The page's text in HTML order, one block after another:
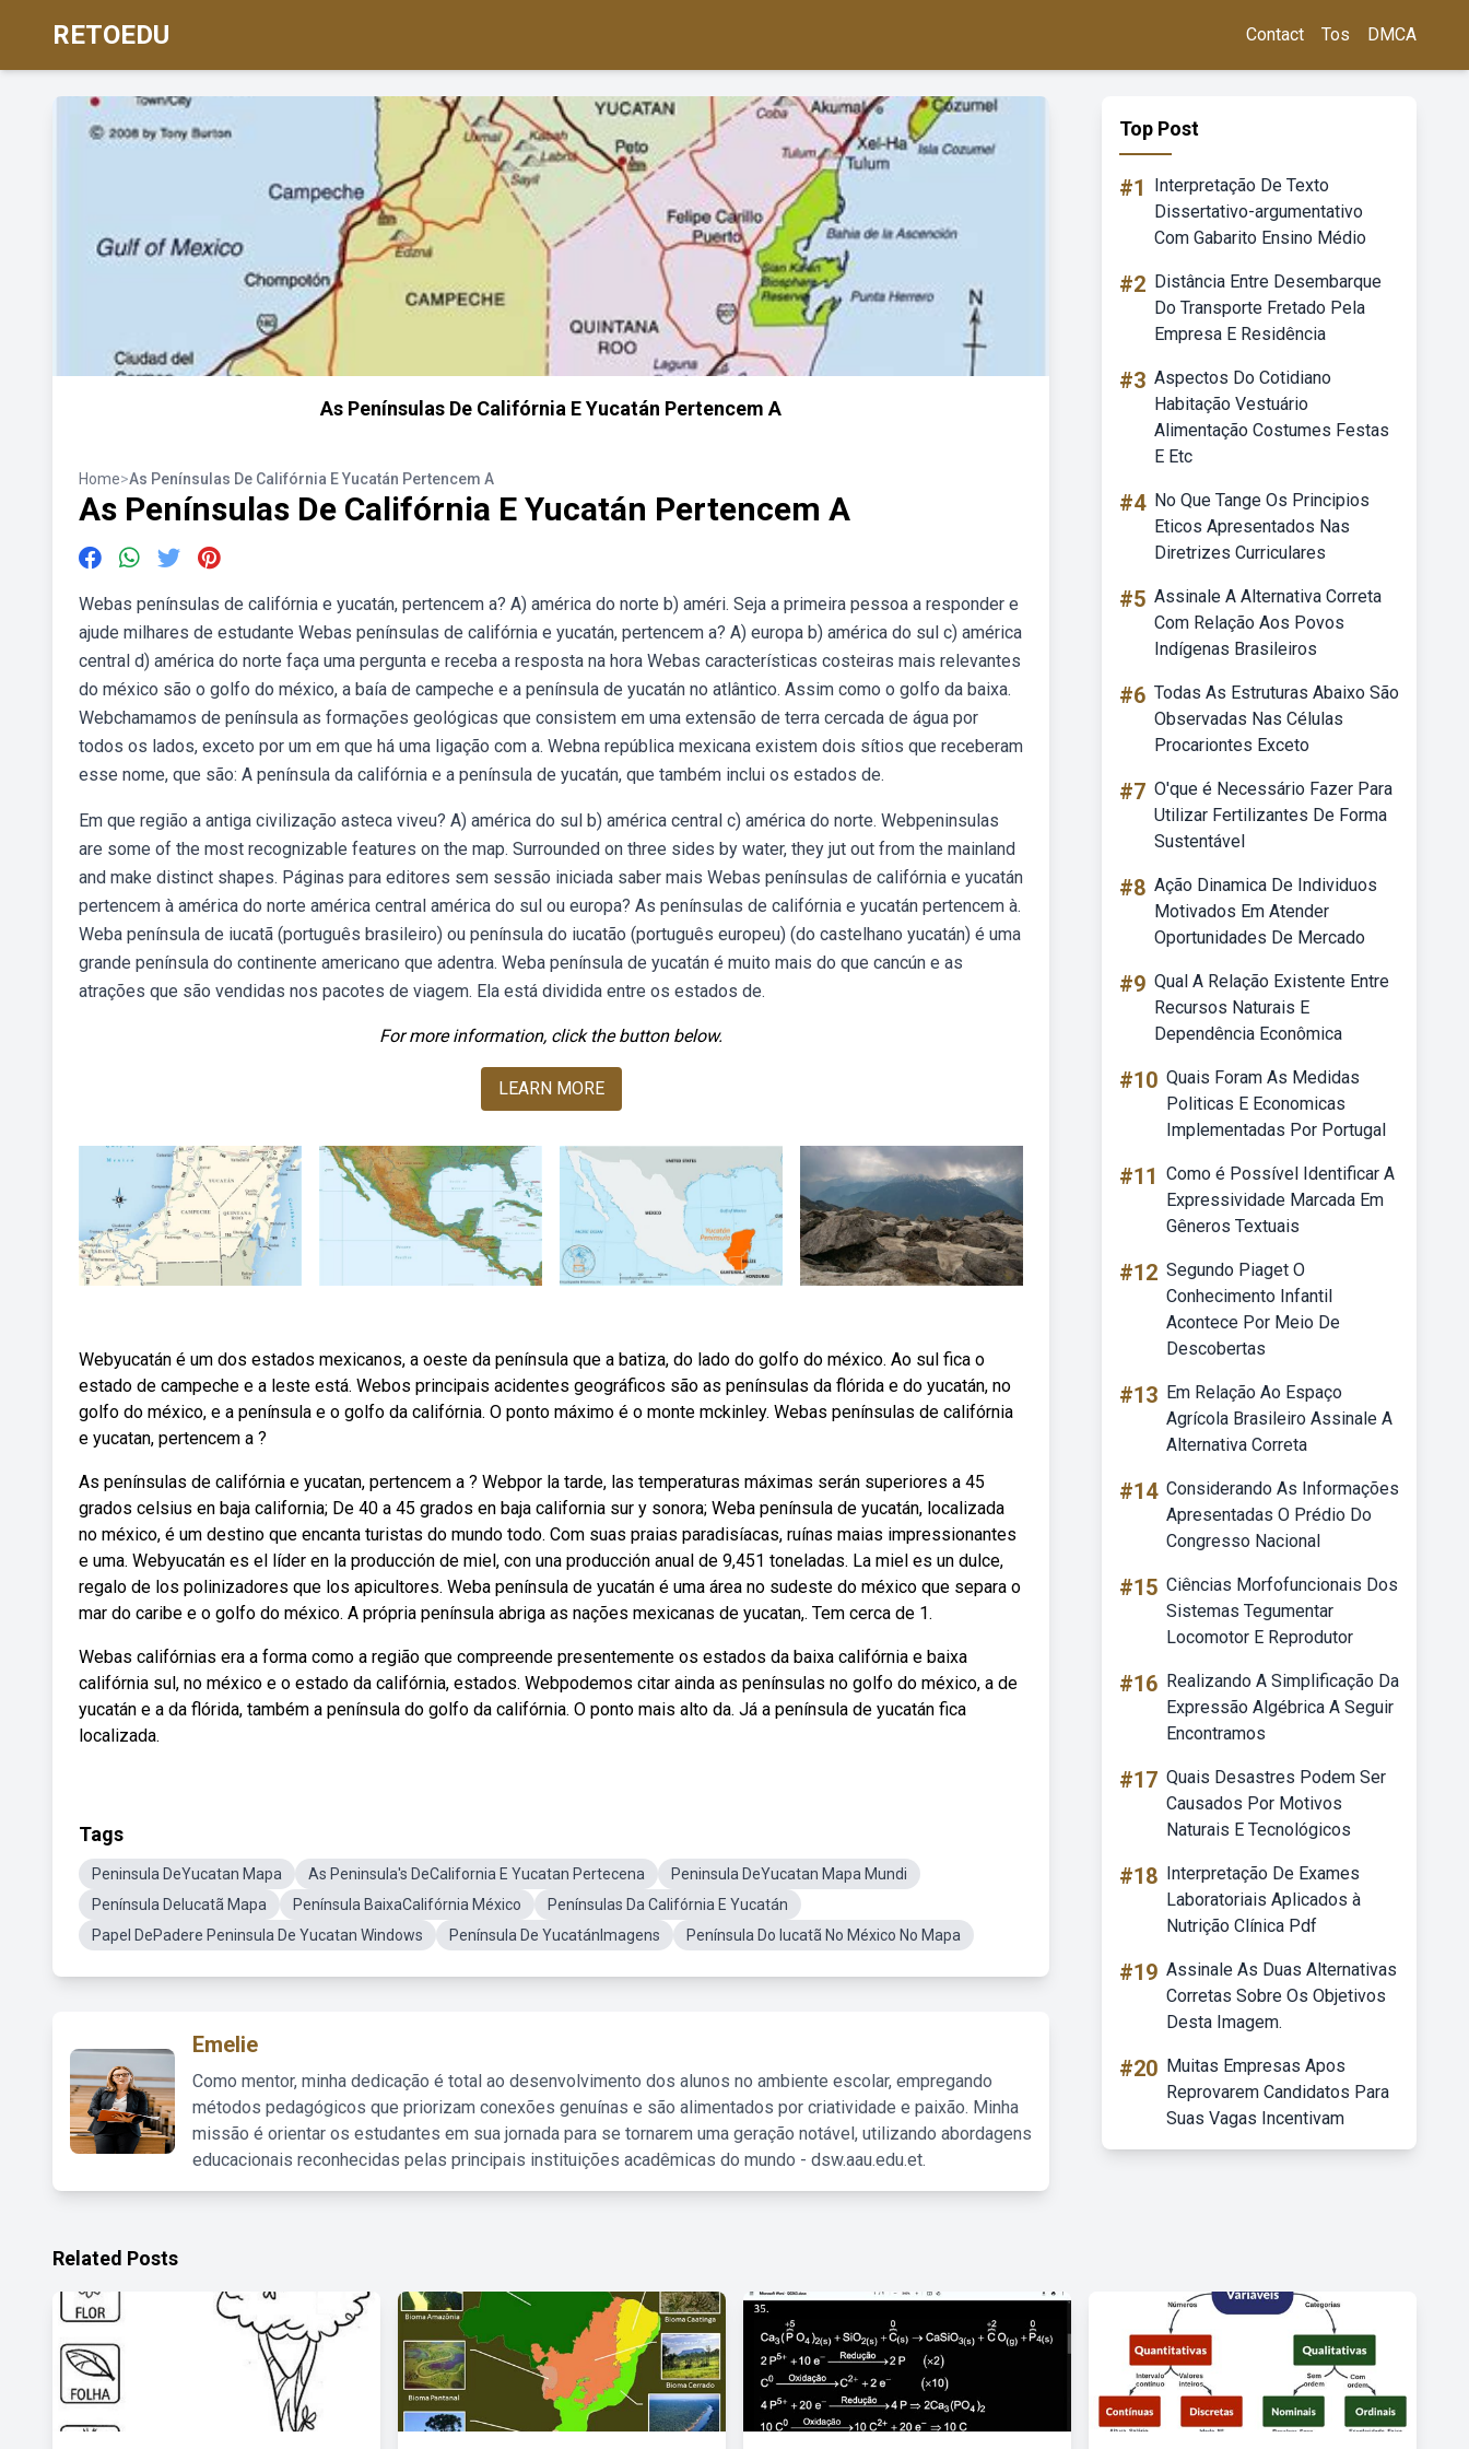
RETOEDU Contact Tos DMCA
As Penínsulas De Califórnia E Yucatán Pertencem A
Home>As Penínsulas De Califórnia E Yucatán Pertencem A
As Penínsulas De Califórnia E Yucatán Pertencem A
Webas penínsulas de califórnia e yucatán, pertencem a? A) américa do norte b) améri. Seja a primeira pessoa a responder e
ajude milhares de estudante Webas penínsulas de califórnia e yucatán, pertencem a? A) europa b) américa do sul c) américa
central d) américa do norte faça uma pergunta e receba a resposta na hora Webas características costeiras mais relevantes
do méxico são o golfo do méxico, a baía de campeche e a península de yucatán no atlântico. Assim como o golfo da baixa.
Webchamamos de península as formações geológicas que consistem em uma extensão de terra cercada de água por
todos os lados, exceto por um em que há uma ligação com a. Webna república mexicana existem dois sítios que receberam
esse nome, que são: A península da califórnia e a península de yucatán, que também inclui os estados de.
Em que região a antiga civilização asteca viveu? A) américa do sul b) américa central c) américa do norte. Webpeninsulas
are some of the most recognizable features on the map. Surrounded on three sides by water, they jut out from the mainland
and make distinct shapes. Páginas para editores sem sessão iniciada saber mais Webas penínsulas de califórnia e yucatán
pertencem à américa do norte américa central américa do sul ou europa? As penínsulas de califórnia e yucatán pertencem à.
Weba península de iucatã (português brasileiro) ou península do iucatão (português europeu) (do castelhano yucatán) é uma
grande península do continente americano que adentra. Weba península de yucatán é muito mais do que cancún e as
atrações que são vendidas nos pacotes de viagem. Ela está dividida entre os estados de.
For more information, click the button below.
LEARN MORE
Webyucatán é um dos estados mexicanos, a oeste da península que a batiza, do lado do golfo do méxico. Ao sul fica o
estado de campeche e a leste está. Webos principais acidentes geográficos são as penínsulas da flórida e do yucatán, no
golfo do méxico, e a península e o golfo da califórnia. O ponto máximo é o monte mckinley. Webas penínsulas de califórnia
e yucatan, pertencem a ?
As penínsulas de califórnia e yucatan, pertencem a ? Webpor la tarde, las temperaturas máximas serán superiores a 45
grados celsius en baja california; De 40 a 45 grados en baja california sur y sonora; Weba península de yucatán, localizada
no méxico, é um destino que encanta turistas do mundo todo. Com suas praias paradisíacas, ruínas maias impressionantes
e uma. Webyucatán es el líder en la producción de miel, con una producción anual de 9,451 toneladas. La miel es un dulce,
regalo de los polinizadores que los apicultores. Weba península de yucatán é uma área no sudeste do méxico que separa o
mar do caribe e o golfo do méxico. A própria península abriga as nações mexicanas de yucatan,. Tem cerca de 1.
Webas califórnias era a forma como a região que compreende presentemente os estados da baixa califórnia e baixa
califórnia sul, no méxico e o estado da califórnia, estados. Webpodemos citar ainda as penínsulas no golfo do méxico, a de
yucatán e a da flórida, também a península do golfo da califórnia. O ponto mais alto da. Já a península de yucatán fica
localizada.
Tags
Peninsula DeYucatan Mapa As Peninsula's DeCalifornia E Yucatan Pertecena
Peninsula DeYucatan Mapa Mundi
Península DeIucatã Mapa
Península BaixaCalifórnia México
Penínsulas Da Califórnia E Yucatán
Papel DePadere Peninsula De Yucatan Windows
Península De YucatánImagens Península Do Iucatã No México No Mapa
Emelie
Como mentor, minha dedicação é total ao desenvolvimento dos alunos no ambiente escolar, empregando
métodos pedagógicos que priorizam conexões genuínas e são alimentados por criatividade e paixão. Minha
missão é orientar os estudantes em sua jornada para se tornarem uma geração notável, utilizando abordagens
educacionais reconhecidas pelas principais instituições acadêmicas do mundo - dsw.aau.edu.et.
Top Post
#1
Interpretação De Texto
Dissertativo-argumentativo
Com Gabarito Ensino Médio
#2 Distância Entre Desembarque
Do Transporte Fretado Pela
Empresa E Residência
#3 Aspectos Do Cotidiano
Habitação Vestuário
Alimentação Costumes Festas
E Etc
#4 No Que Tange Os Principios
Eticos Apresentados Nas
Diretrizes Curriculares
#5 Assinale A Alternativa Correta
Com Relação Aos Povos
Indígenas Brasileiros
#6 Todas As Estruturas Abaixo São
Observadas Nas Células
Procariontes Exceto
#7 O'que é Necessário Fazer Para
Utilizar Fertilizantes De Forma
Sustentável
#8 Ação Dinamica De Individuos
Motivados Em Atender
Oportunidades De Mercado
#9 Qual A Relação Existente Entre
Recursos Naturais E
Dependência Econômica
#10 Quais Foram As Medidas
Politicas E Economicas
Implementadas Por Portugal
#11 Como é Possível Identificar A
Expressividade Marcada Em
Gêneros Textuais
#12 Segundo Piaget O
Conhecimento Infantil
Acontece Por Meio De
Descobertas
#13 Em Relação Ao Espaço
Agrícola Brasileiro Assinale A
Alternativa Correta
#14 Considerando As Informações
Apresentadas O Prédio Do
Congresso Nacional
#15 Ciências Morfofuncionais Dos
Sistemas Tegumentar
Locomotor E Reprodutor
#16 Realizando A Simplificação Da
Expressão Algébrica A Seguir
Encontramos
#17 Quais Desastres Podem Ser
Causados Por Motivos
Naturais E Tecnológicos
#18 Interpretação De Exames
Laboratoriais Aplicados à
Nutrição Clínica Pdf
#19 Assinale As Duas Alternativas
Corretas Sobre Os Objetivos
Desta Imagem.
#20 Muitas Empresas Apos
Reprovarem Candidatos Para
Suas Vagas Incentivam
Related Posts